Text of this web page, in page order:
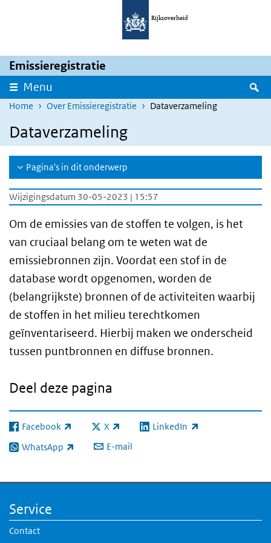
Overslaan en naar de inhoud gaan
Rijksoverheid
Emissieregistratie
Menu
Home Over Emissieregistratie Dataverzameling
Dataverzameling
Pagina's in dit onderwerp
Wijzigingsdatum 30-05-2023 | 15:57
Om de emissies van de stoffen te volgen, is het
van cruciaal belang om te weten wat de
emissiebronnen zijn. Voordat een stof in de
database wordt opgenomen, worden de
(belangrijkste) bronnen of de activiteiten waarbij
de stoffen in het milieu terechtkomen
geïnventariseerd. Hierbij maken we onderscheid
tussen puntbronnen en diffuse bronnen.
Deel deze pagina
Facebook
(externe link) X
(externe link) LinkedIn
(externe link)
WhatsApp
(externe link) E-mail
Service
Contact